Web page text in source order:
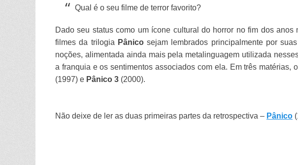
Qual é o seu filme de terror favorito?
Dado seu status como um ícone cultural do horror no fim dos
filmes da trilogia Pânicosejam lembrados principalmente por
noções, alimentada ainda mais pela metalinguagem utilizada
a franquia e os sentimentos associados com ela. Em três matérias,
(1997) e Pânico 3 (2000).
Não deixe de ler as duas primeiras partes da retrospectiva – Pânico